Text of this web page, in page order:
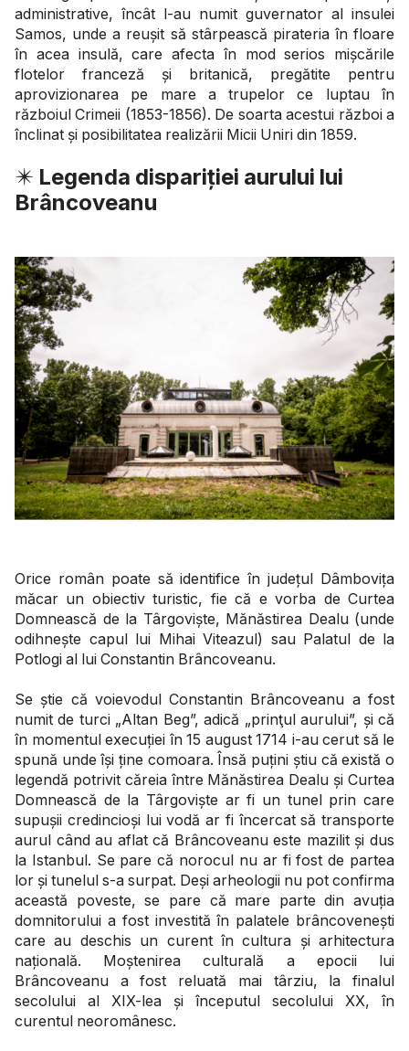
administrative, încât l-au numit guvernator al insulei
Samos, unde a reușit să stârpească pirateria în floare
în acea insulă, care afecta în mod serios mișcările
flotelor franceză și britanică, pregătite pentru
aprovizionarea pe mare a trupelor ce luptau în
războiul Crimeii (1853-1856). De soarta acestui război a
înclinat și posibilitatea realizării Micii Uniri din 1859.
✴️ Legenda dispariției aurului lui
Brâncoveanu
Orice român poate să identifice în județul Dâmbovița
măcar un obiectiv turistic, fie că e vorba de Curtea
Domnească de la Târgoviște, Mănăstirea Dealu (unde
odihnește capul lui Mihai Viteazul) sau Palatul de la
Potlogi al lui Constantin Brâncoveanu.
Se știe că voievodul Constantin Brâncoveanu a fost
numit de turci „Altan Beg”, adică „prinţul aurului”, și că
în momentul execuției în 15 august 1714 i-au cerut să le
spună unde își ține comoara. Însă puțini știu că există o
legendă potrivit căreia între Mănăstirea Dealu și Curtea
Domnească de la Târgoviște ar fi un tunel prin care
supușii credincioși lui vodă ar fi încercat să transporte
aurul când au aflat că Brâncoveanu este mazilit și dus
la Istanbul. Se pare că norocul nu ar fi fost de partea
lor și tunelul s-a surpat. Deși arheologii nu pot confirma
această poveste, se pare că mare parte din avuția
domnitorului a fost investită în palatele brâncovenești
care au deschis un curent în cultura și arhitectura
națională. Moștenirea culturală a epocii lui
Brâncoveanu a fost reluată mai târziu, la finalul
secolului al XIX-lea și începutul secolului XX, în
curentul neoromânesc.